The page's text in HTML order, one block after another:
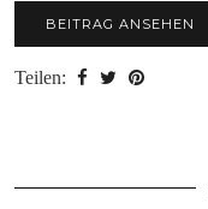
BEITRAG ANSEHEN
Teilen: